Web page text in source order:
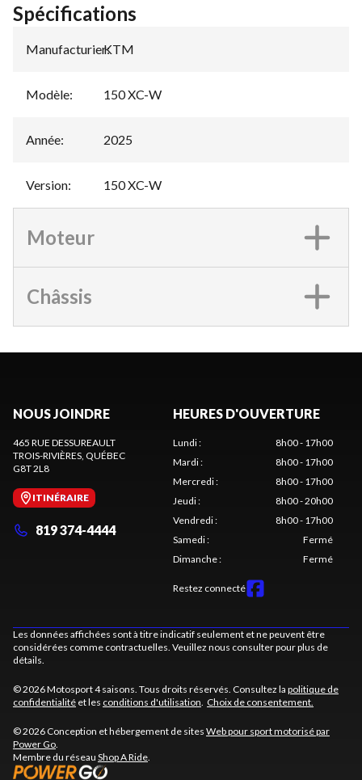
Spécifications
Manufacturier:
KTM
Modèle: 150 XC-W
Année: 2025
Version: 150 XC-W
Moteur
Châssis
NOUS JOINDRE
465 RUE DESSUREAULT
TROIS-RIVIÈRES , QUÉBEC
G8T 2L8
ITINÉRAIRE
819 374-4444
HEURES D'OUVERTURE
Lundi:
8h00 - 17h00
Mardi:
8h00 - 17h00
Mercredi:
8h00 - 17h00
Jeudi:
8h00 - 20h00
Vendredi:
8h00 - 17h00
Samedi:
Fermé
Dimanche: Fermé
Restez connecté
Les données affichées sont à titre indicatif seulement et ne peuvent être
considérées comme contractuelles. Veuillez nous consulter pour plus de
détails.
© 2026 Motosport 4 saisons. Tous droits réservés. Consultez la politique de
confidentialité et les conditions d'utilisation Choix de consentement.
© 2026 Conception et hébergement de sites Web pour sport motorisé par
Power Go
Membre du réseau Shop A Ride